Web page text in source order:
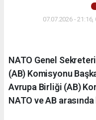
07.07.2026 -
NATO Genel
(AB) Komisyonu
Avrupa Birliği (AB)
NATO ve AB